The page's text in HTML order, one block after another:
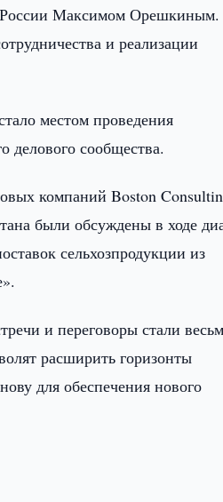
России Максимом Орешкиным.
и реализации
местом проведения
делового сообщества.
компаний Boston
были обсуждены в ходе
сельхозпродукции из
и переговоры стали
расширить горизонты
для обеспечения нового